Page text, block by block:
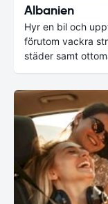
Albanien
Hyr en bil och
förutom vackra
städer samt